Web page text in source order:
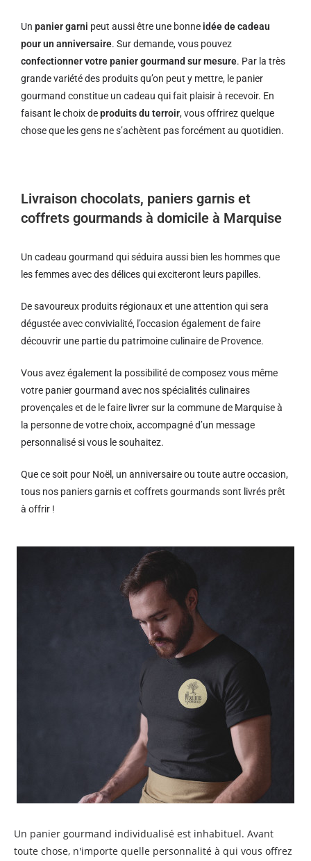
Un panier garni peut aussi être une bonne idée de cadeau
pour un anniversaire. Sur demande, vous pouvez
confectionner votre panier gourmand sur mesure. Par la très
grande variété des produits qu’on peut y mettre, le panier
gourmand constitue un cadeau qui fait plaisir à recevoir. En
faisant le choix deproduits du terroir, vous offrirez quelque
chose que les gens ne s’achètent pas forcément au quotidien.
Livraison chocolats, paniers garnis et
coffrets gourmands à domicile à Marquise
Un cadeau gourmand qui séduira aussi bien les hommes que
les femmes avec des délices qui exciteront leurs papilles.
De savoureux produits régionaux et une attention qui sera
dégustée avec convivialité, l’occasion également de faire
découvrir une partie du patrimoine culinaire de Provence.
Vous avez également la possibilité de composez vous même
votre panier gourmand avec nos spécialités culinaires
provençales et de le faire livrer sur la commune de Marquise à
la personne de votre choix, accompagné d’un message
personnalisé si vous le souhaitez.
Que ce soit pour Noël, un anniversaire ou toute autre occasion,
tous nos paniers garnis et coffrets gourmands sont livrés prêt
à offrir !
Un panier gourmand individualisé est inhabituel. Avant
toute chose, n'importe quelle personnalité à qui vous offrez